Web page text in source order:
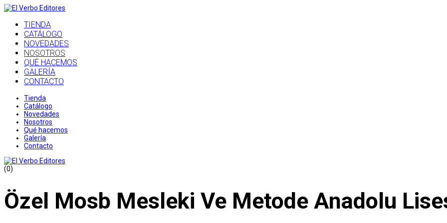
TIENDA
CATÁLOGO
NOVEDADES
NOSOTROS
QUÉ HACEMOS
GALERÍA
CONTACTO
Tienda
Catálogo
Novedades
Nosotros
Qué hacemos
Galería
Contacto
(0)
Özel Mosb Mesleki Ve Metode Anadolu